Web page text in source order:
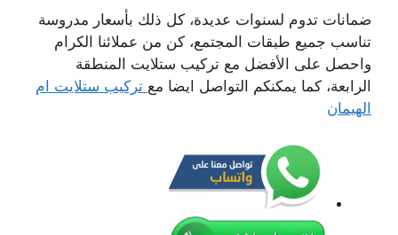
ضمانات تدوم لسنوات عديدة، كل ذلك بأسعار مدروسة
تناسب جميع طبقات المجتمع، كن من عملائنا الكرام
واحصل على الأفضل مع تركيب ستلايت المنطقة
الرابعة، كما يمكنكم التواصل ايضا مع تركيب ستلايت ام
الهيمان